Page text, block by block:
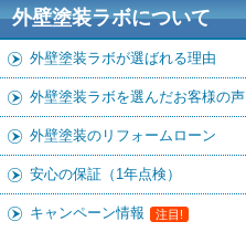
外壁塗装ラボについて
外壁塗装ラボが選ばれる理由
外壁塗装ラボを選んだお客様の声
外壁塗装のリフォームローン
安心の保証（1年点検）
キャンペーン情報 注目!